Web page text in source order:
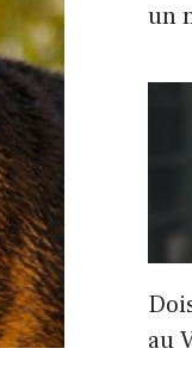
un
au